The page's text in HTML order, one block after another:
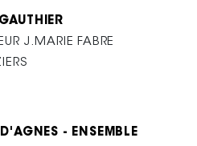
J.MARIE FABRE
- ENSEMBLE